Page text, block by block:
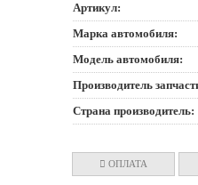
Артикул:
Марка автомобиля:
Модель автомобиля:
Производитель
Страна производитель:
ОПЛАТА